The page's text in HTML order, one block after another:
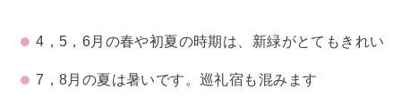
4，5，6月の春や初夏の時期は、新緑がとてもきれい
7，8月の夏は暑いです。巡礼宿も混みます